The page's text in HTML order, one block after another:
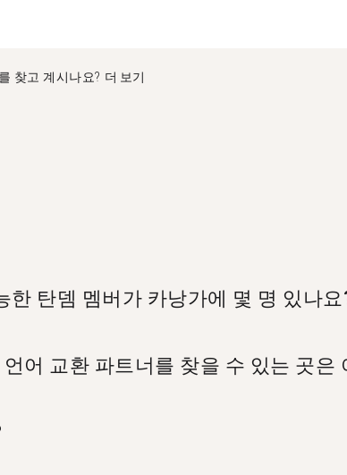
찾고 계시나요? 더 보기
한 탄뎀 멤버가 카낭가에 몇 명 있나요
어 교환 파트너를 찾을 수 있는 곳은
지 마이 등에서도 네덜란드어 탄뎀 파트너를